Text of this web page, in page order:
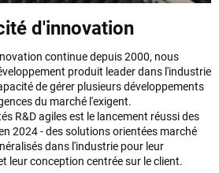
d'innovation
continue depuis 2000, nous
produit leader dans l'industrie
de gérer plusieurs développements
du marché l'exigent.
R&D agiles est le lancement réussi des
2024 - des solutions orientées marché
dans l'industrie pour leur
leur conception centrée sur le client.